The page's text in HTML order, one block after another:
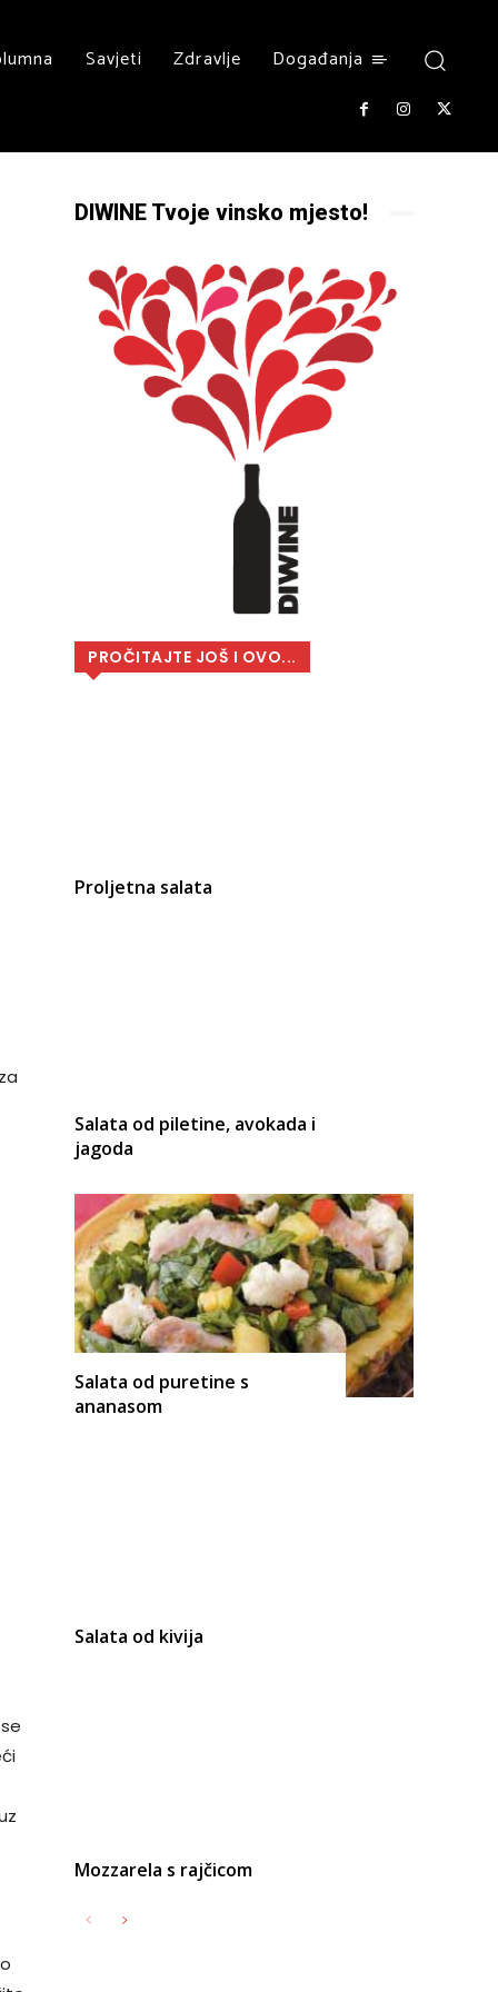
Savjeti Zdravlje Događanja
DIWINE Tvoje vinsko mjesto!
PROČITAJTE JOŠ I OVO...
Proljetna salata
Salata od piletine, avokada i
jagoda
Salata od puretine s
ananasom
Salata od kivija
Mozzarela s rajčicom